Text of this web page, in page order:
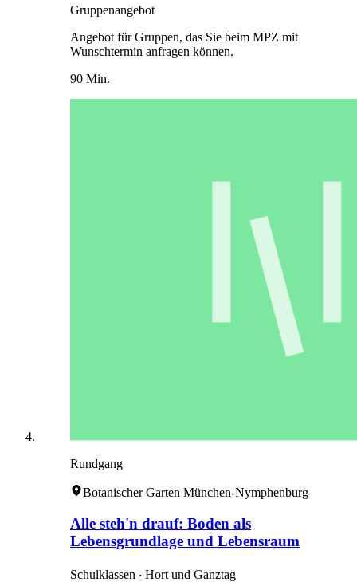
Gruppenangebot
Angebot für Gruppen, das Sie beim MPZ mit
Wunschtermin anfragen können.
90 Min.
Rundgang
Botanischer Garten München-Nymphenburg
Alle steh'n drauf: Boden als
Lebensgrundlage und Lebensraum
Schulklassen ‧ Hort und Ganztag